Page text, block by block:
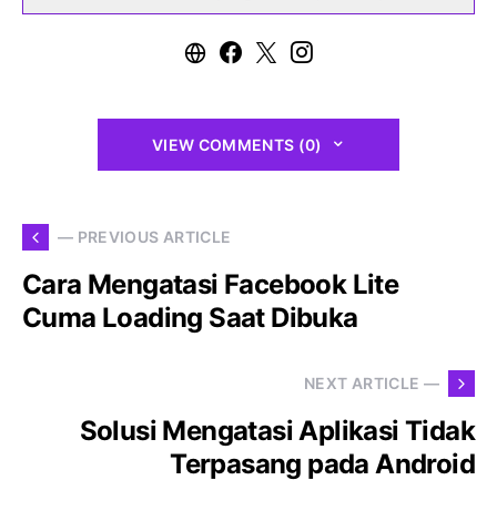
VIEW COMMENTS (0)
— PREVIOUS ARTICLE
Cara Mengatasi Facebook Lite
Cuma Loading Saat Dibuka
NEXT ARTICLE —
Solusi Mengatasi Aplikasi Tidak
Terpasang pada Android